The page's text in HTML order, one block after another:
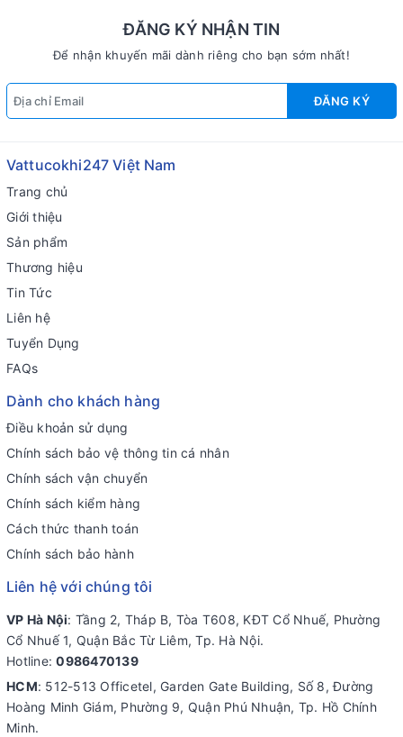
ĐĂNG KÝ NHẬN TIN
Để nhận khuyến mãi dành riêng cho bạn sớm nhất!
ĐĂNG KÝ
Vattucokhi247 Việt Nam
Trang chủ
Giới thiệu
Sản phẩm
Thương hiệu
Tin Tức
Liên hệ
Tuyển Dụng
FAQs
Dành cho khách hàng
Điều khoản sử dụng
Chính sách bảo vệ thông tin cá nhân
Chính sách vận chuyển
Chính sách kiểm hàng
Cách thức thanh toán
Chính sách bảo hành
Liên hệ với chúng tôi
VP Hà Nội: Tầng 2, Tháp B, Tòa T608, KĐT Cổ Nhuế, Phường
Cổ Nhuế 1, Quận Bắc Từ Liêm, Tp. Hà Nội.
Hotline:0986470139
HCM: 512-513 Officetel, Garden Gate Building, Số 8, Đường
Hoàng Minh Giám, Phường 9, Quận Phú Nhuận, Tp. Hồ Chính
Minh.